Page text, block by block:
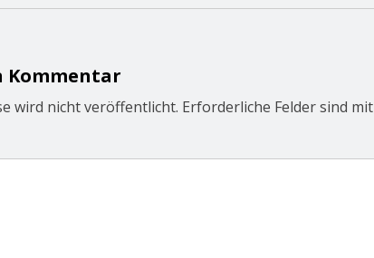
Kommentar
wird nicht veröffentlicht. Erforderliche Felder sind mit